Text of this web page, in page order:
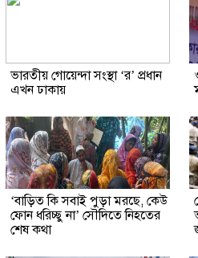
ভারতীয় গোয়েন্দা সংস্থা ‘র’ প্রধান
এখন ঢাকায়
‘বাড়িত কি সবাই পুড়া মরছে, কেউ
ফোন ধরিচ্ছু না’ সৌদিতে নিহতের
শেষ কথা